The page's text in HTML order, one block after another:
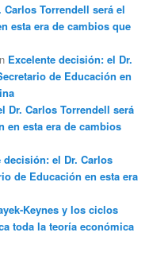
Torrendell será el
esta era de cambios que
Excelente decisión: el Dr.
de Educación en
Dr. Carlos Torrendell será
en esta era de cambios
decisión: el Dr. Carlos
de Educación en esta era
Keynes y los ciclos
toda la teoría económica